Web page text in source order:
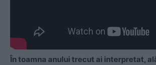
În toamna anului trecut ai interpretat,